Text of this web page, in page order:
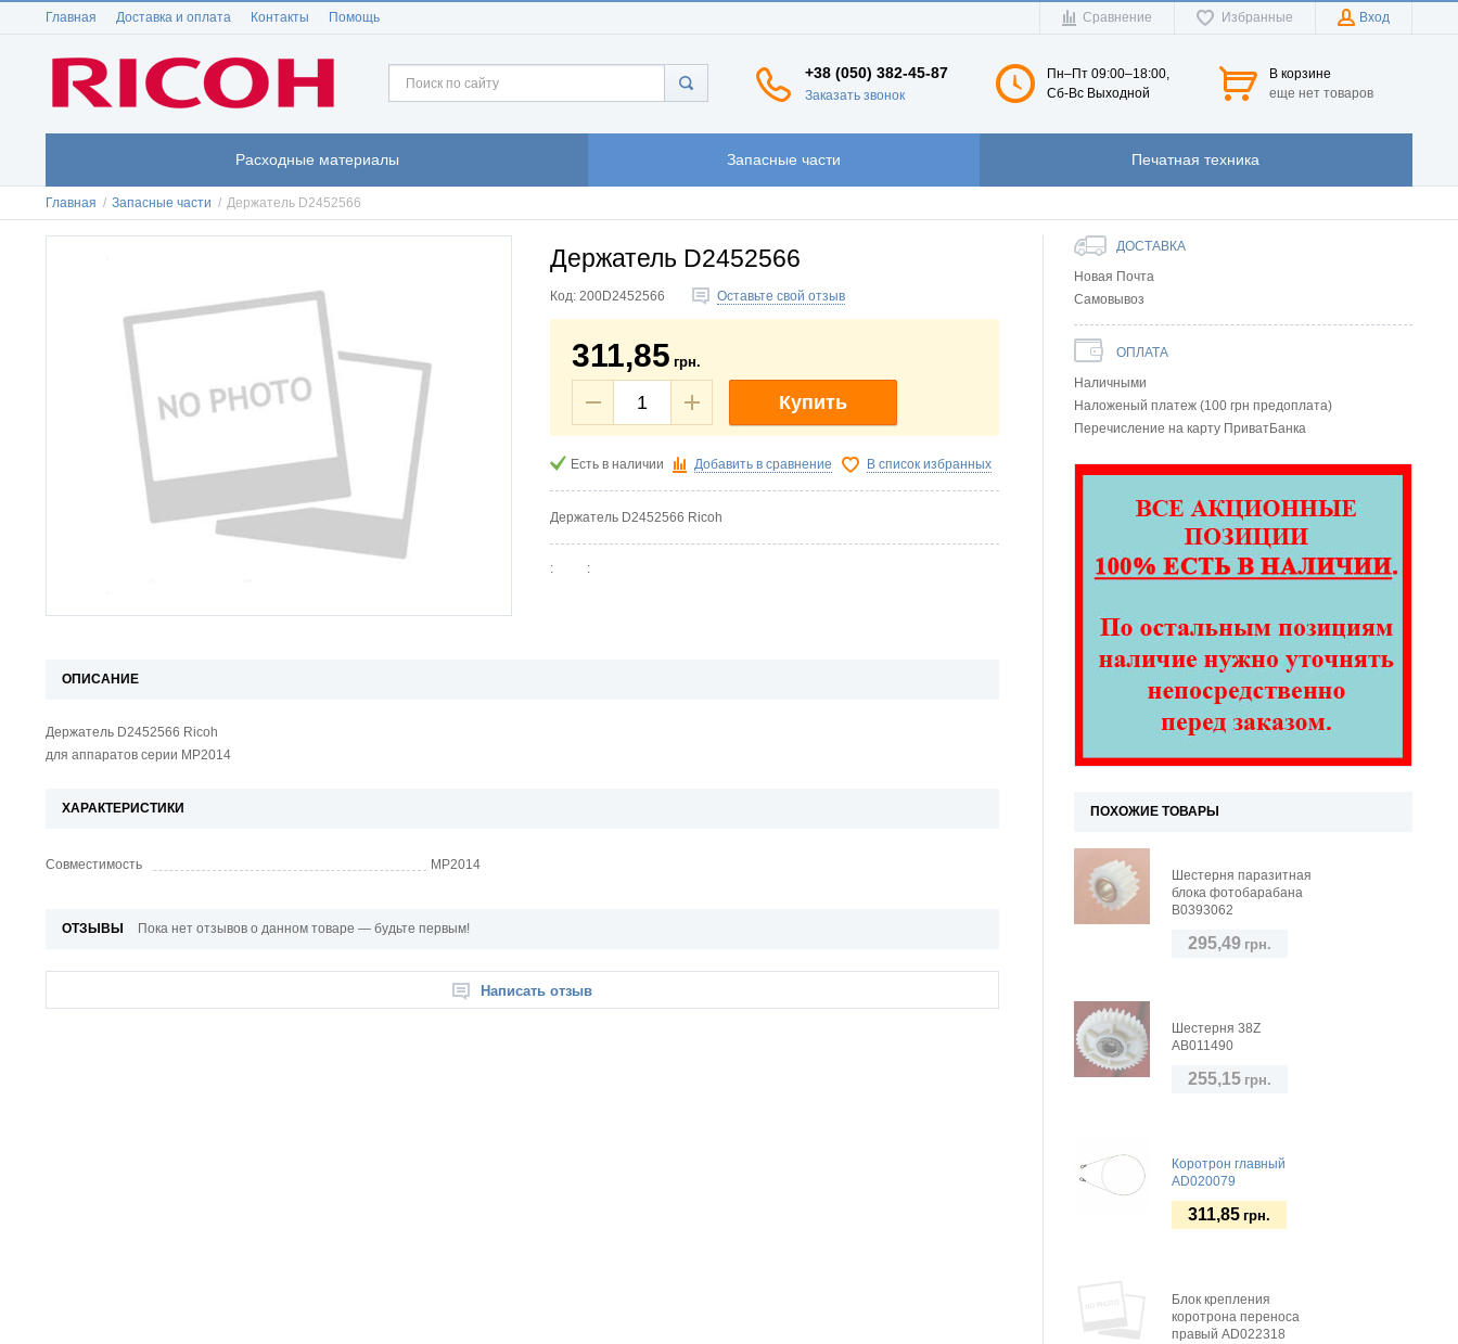
Главная Доставка и оплата Контакты Помощь Сравнение Избранные Вход
+38 (050) 382-45-87
Заказать звонок
Пн–Пт 09:00–18:00,
Сб-Вс Выходной
В корзине
еще нет товаров
Расходные материалы Запасные части Печатная техника
Главная / Запасные части / Держатель D2452566
ДОСТАВКА
Новая Почта
Самовывоз
ОПЛАТА
Наличными
Наложеный платеж (100 грн предоплата)
Перечисление на карту ПриватБанка
ПОХОЖИЕ ТОВАРЫ
Шестерня паразитная
блока фотобарабана
B0393062
295,49 грн.
Шестерня 38Z
AB011490
255,15 грн.
Коротрон главный
AD020079
311,85 грн.
Блок крепления
коротрона переноса
правый AD022318
Держатель D2452566
Код: 200D2452566 Оставьте свой отзыв
311,85 грн.
Купить
Есть в наличии Добавить в сравнение В список избранных
Держатель D2452566 Ricoh
: :
ОПИСАНИЕ
Держатель D2452566 Ricoh
для аппаратов серии MP2014
ХАРАКТЕРИСТИКИ
Совместимость MP2014
ОТЗЫВЫ Пока нет отзывов о данном товаре — будьте первым!
Написать отзыв